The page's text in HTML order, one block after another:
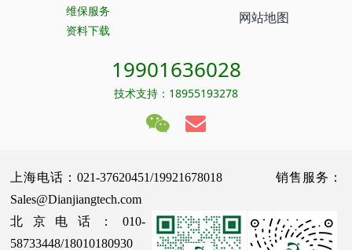
维保服务
资料下载
网站地图
19901636028
技术支持：18955193278
上海电话：021-37620451/19921678018 销售服务：
Sales@Dianjiangtech.com
北京电话：010-
58733448/18010180930